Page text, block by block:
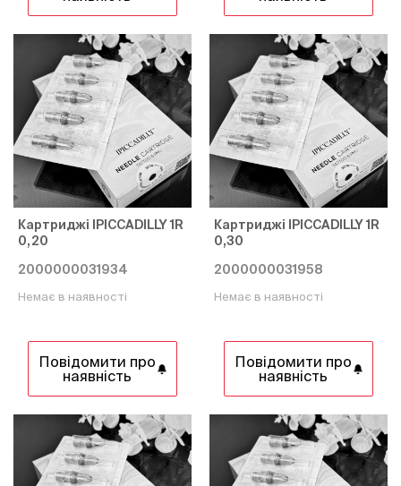
Картриджі IPICCADILLY 1R
0,20
2000000031934
Немає в наявності
Повідомити про
наявність
Картриджі IPICCADILLY 1R
0,30
2000000031958
Немає в наявності
Повідомити про
наявність